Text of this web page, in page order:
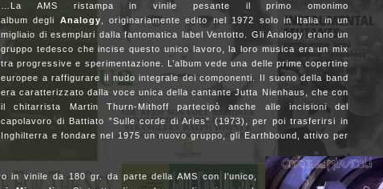
…La AMS ristampa in vinile pesante il primo omonimo
album degli Analogy , originariamente edito nel 1972 solo in Italia in un
migliaio di esemplari dalla fantomatica label Ventotto. Gli Analogy erano un
gruppo tedesco che incise questo unico lavoro, la loro musica era un mix
tra progressive e sperimentazione. L’album vede una delle prime copertine
europee a raffigurare il nudo integrale dei componenti. Il suono della band
era caratterizzato dalla voce unica della cantante Jutta Nienhaus, che con
il chitarrista Martin Thurn-Mithoff partecipò anche alle incisioni del
capolavoro di Battiato ”Sulle corde di Aries” (1973), per poi trasferirsi in
Inghilterra e fondare nel 1975 un nuovo gruppo, gli Earthbound, attivo per
in vinile da 180 gr. da parte della AMS con l’unico,